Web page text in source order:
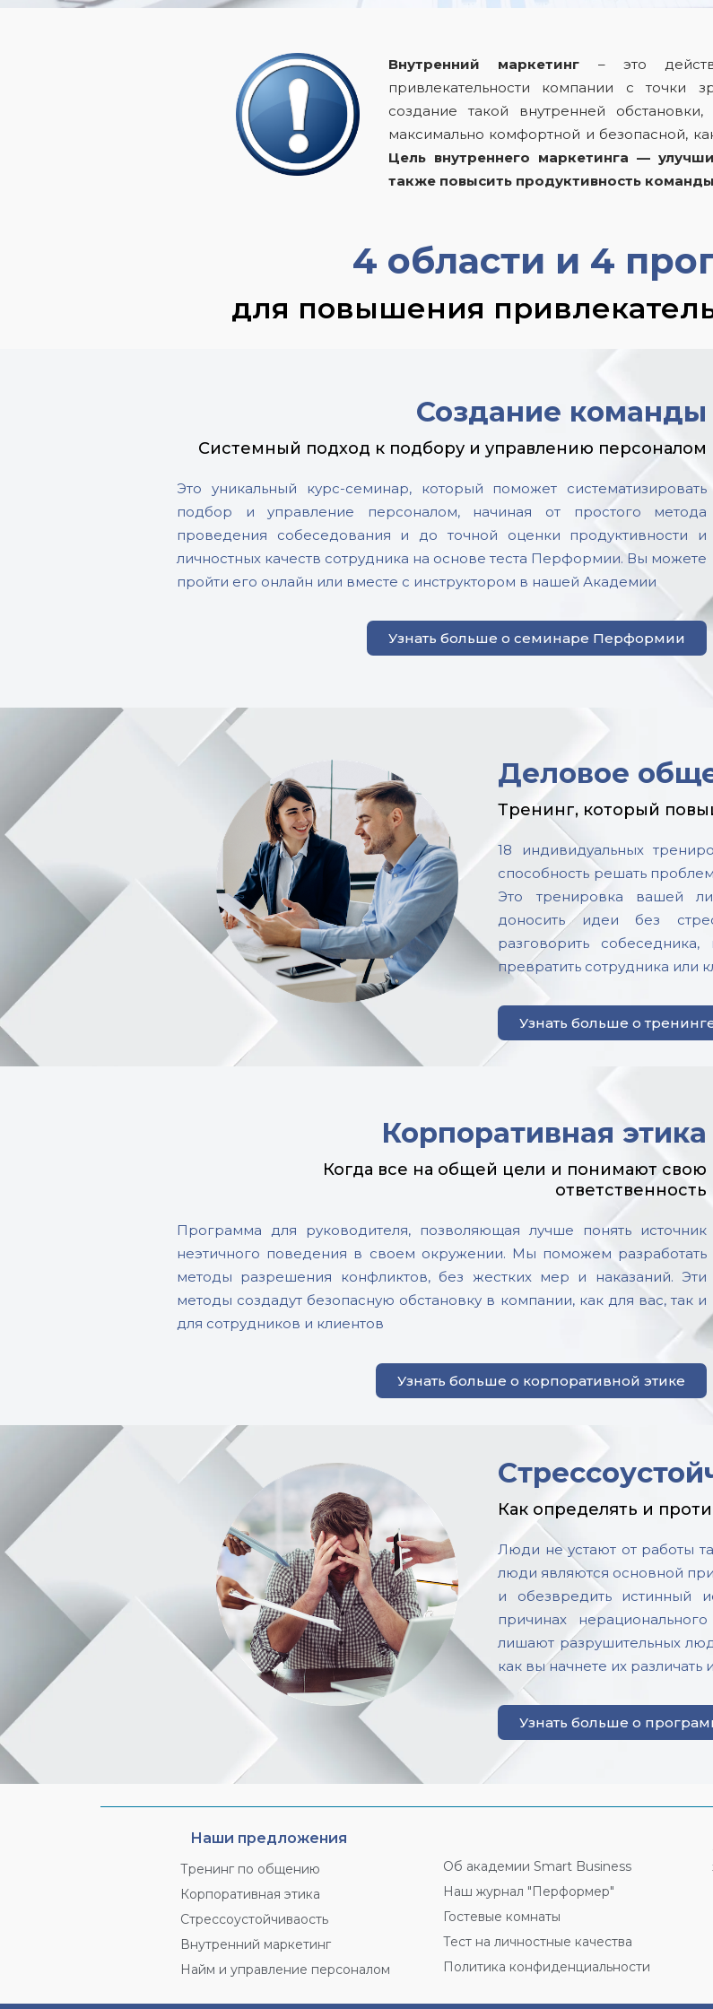
Внутренний маркетинг – это
привлекательности компании с точки
создание такой внутренней
максимально комфортной и безопасной,
Цель внутреннего маркетинга —
также повысить продуктивность
4 области и 4
для повышения
Создание команды
Системный подход к подбору и управлению персоналом
Это уникальный курс-семинар, который поможет систематизировать
подбор и управление персоналом, начиная от простого метода
проведения собеседования и до точной оценки продуктивности и
личностных качеств сотрудника на основе теста Перформии. Вы можете
пройти его онлайн или вместе с инструктором в нашей Академии
Узнать больше о семинаре Перформии
Деловое
Тренинг, который
18 индивидуальных
способность решать
Это тренировка вашей
доносить идеи без
разговорить
превратить сотрудника или
Узнать больше о
Корпоративная этика
Когда все на общей цели и понимают свою
ответственность
Программа для руководителя, позволяющая лучше понять источник
неэтичного поведения в своем окружении. Мы поможем разработать
методы разрешения конфликтов, без жестких мер и наказаний. Эти
методы создадут безопасную обстановку в компании, как для вас, так и
для сотрудников и клиентов
Узнать больше о корпоративной этике
Как определять и
Люди не устают от работы
люди являются основной
и обезвредить истинный
причинах
лишают разрушительных
как вы начнете их различать
Узнать больше о
Наши предложения
Тренинг по общению
Корпоративная этика
Стрессоустойчиваость
Внутренний маркетинг
Найм и управление персоналом
Об академии Smart Business
Наш журнал "Перформер"
Гостевые комнаты
Тест на личностные качества
Политика конфиденциальности